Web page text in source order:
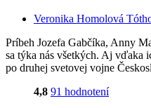
Veronika Homolová
Príbeh Jozefa Gabčíka, Anny
sa týka nás všetkých. Aj vďaka
po druhej svetovej vojne
4,8 91 hodnotení